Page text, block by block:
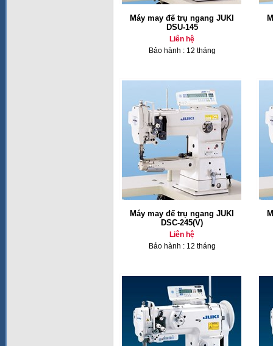
Máy may đế trụ ngang JUKI
DSU-145
Liên hệ
Bảo hành : 12 tháng
Máy may đế trụ ngang JUKI
DSC-245(V)
Liên hệ
Bảo hành : 12 tháng